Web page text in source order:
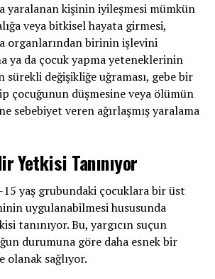
yaralanan kişinin iyileşmesi mümkün
veya bitkisel hayata girmesi,
organlarından birinin işlevini
ya da çocuk yapma yeteneklerinin
sürekli değişikliğe uğraması, gebe bir
çocuğunun düşmesine veya ölümün
sebebiyet veren ağırlaşmış yaralama
Yetkisi Tanınıyor
yaş grubundaki çocuklara bir üst
uygulanabilmesi hususunda
tanınıyor. Bu, yargıcın suçun
durumuna göre daha esnek bir
olanak sağlıyor.